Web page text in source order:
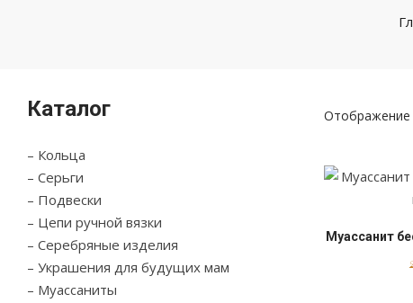
Отображение
Муассанит
Каталог
– Кольца
– Серьги
– Подвески
– Цепи ручной вязки
– Серебряные изделия
– Украшения для будущих мам
– Муассаниты